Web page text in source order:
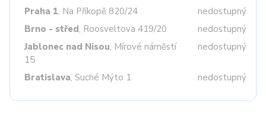
Praha 1, Na Příkopě 820/24
nedostupný
Brno - střed, Roosveltova 419/20
nedostupný
Jablonec nad Nisou, Mírové náměstí
15
nedostupný
Bratislava, Suché Mýto 1 nedostupný